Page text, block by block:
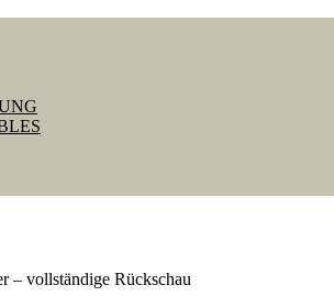
– vollständige Rückschau